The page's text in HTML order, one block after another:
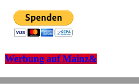
Werbung auf Mainz&